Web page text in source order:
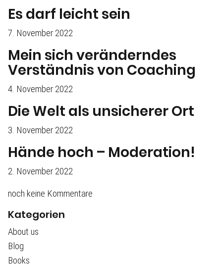
Es darf leicht sein
7. November 2022
Mein sich veränderndes
Verständnis von Coaching
4. November 2022
Die Welt als unsicherer Ort
3. November 2022
Hände hoch – Moderation!
2. November 2022
noch keine Kommentare
Kategorien
About us
Blog
Books